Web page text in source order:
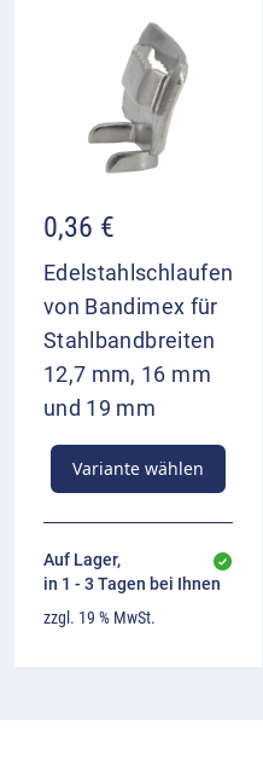
0,36 €
Edelstahlschlaufen
von Bandimex für
Stahlbandbreiten
12,7 mm, 16 mm
und 19 mm
Variante wählen
Auf Lager,
in 1 - 3 Tagen bei Ihnen
zzgl. 19 % MwSt.